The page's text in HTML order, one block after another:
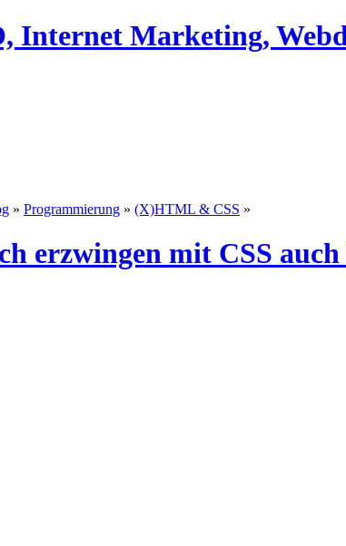
Internet Marketing,
» Programmierung » (X)HTML & CSS »
erzwingen mit CSS